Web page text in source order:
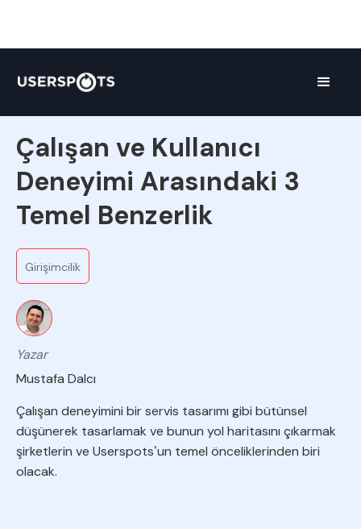
Çalışan ve Kullanıcı
Deneyimi Arasındaki 3
Temel Benzerlik
Yazar
Mustafa Dalcı
Girişimcilik
Çalışan deneyimini bir servis tasarımı gibi bütünsel
düşünerek tasarlamak ve bunun yol haritasını çıkarmak
şirketlerin ve Userspotsʼun temel önceliklerinden biri
olacak.